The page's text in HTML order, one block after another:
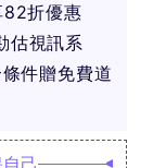
折優惠
估視訊系
件贈免費道
己